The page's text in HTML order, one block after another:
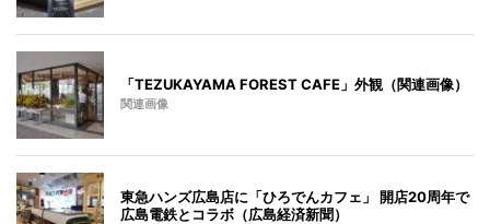
「TEZUKAYAMA FOREST CAFE」外観（関連画像）
関連画像
東急ハンズ広島店に「ひろでんカフェ」 開店20周年で
広島電鉄とコラボ（広島経済新聞）